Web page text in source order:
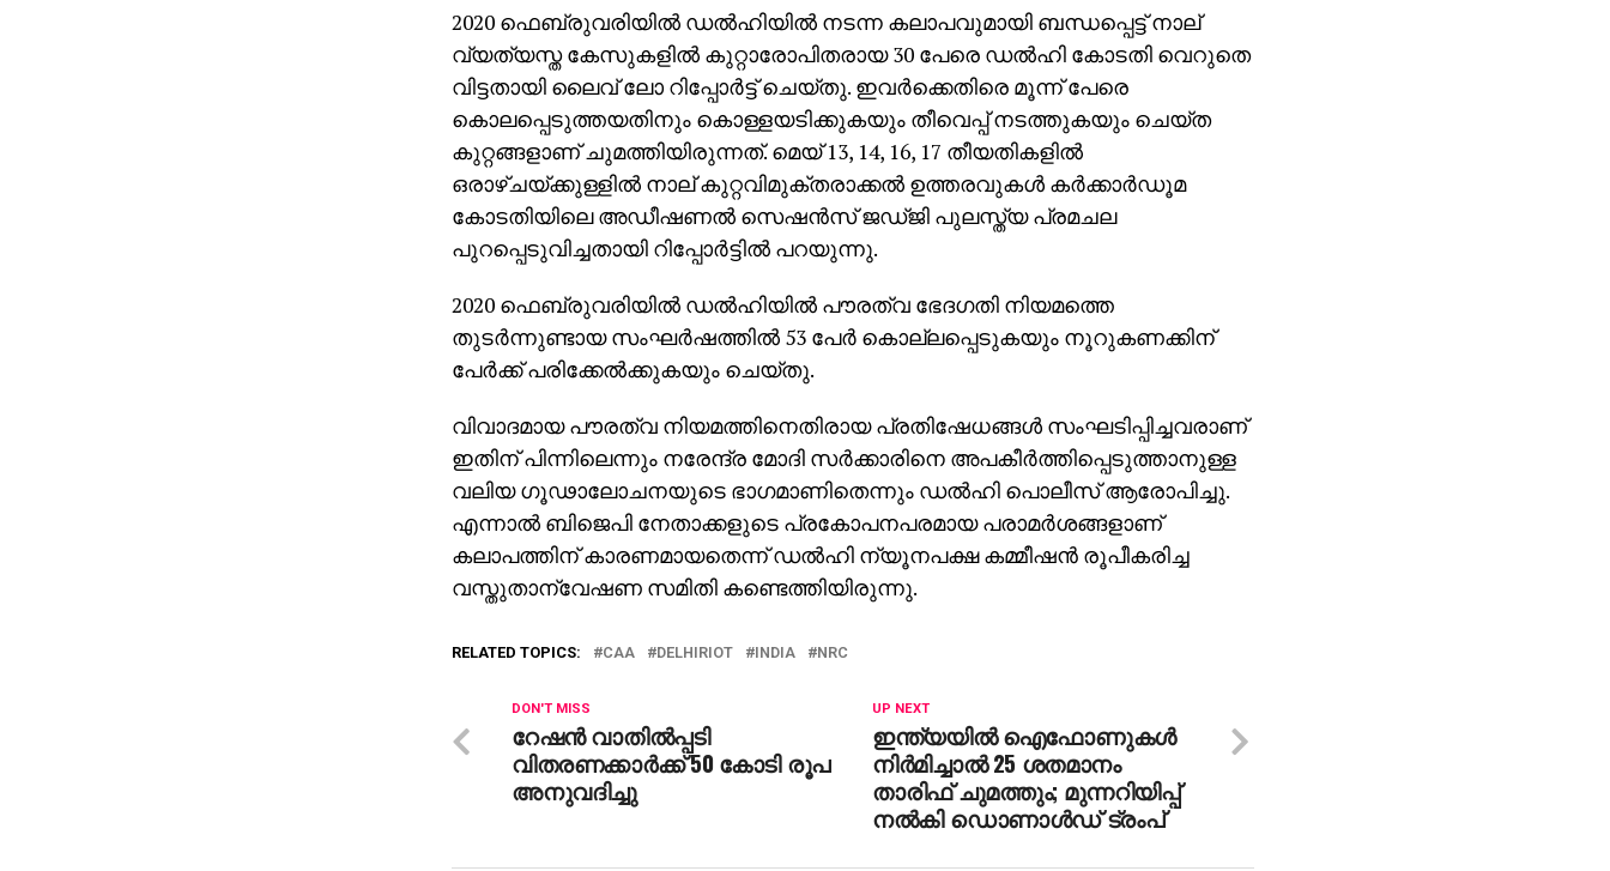
2020 ഫെബ്രുവരിയില്‍ ഡല്‍ഹിയില്‍ നടന്ന കലാപവുമായി ബന്ധപ്പെട്ട് നാല്
വ്യത്യസ്ത കേസുകളില്‍ കുറ്റാരോപിതരായ 30 പേരെ ഡല്‍ഹി കോടതി വെറുതെ
വിട്ടതായി ലൈവ് ലോ റിപ്പോര്‍ട്ട് ചെയ്തു. ഇവര്‍ക്കെതിരെ മൂന്ന് പേരെ
കൊലപ്പെടുത്തയതിനും കൊള്ളയടിക്കുകയും തീവെപ്പ് നടത്തുകയും ചെയ്ത
കുറ്റങ്ങളാണ് ചുമത്തിയിരുന്നത്. മെയ് 13, 14, 16, 17 തീയതികളില്‍
ഒരാഴ്ചയ്ക്കുള്ളില്‍ നാല് കുറ്റവിമുക്തരാക്കല്‍ ഉത്തരവുകള്‍ കര്‍ക്കാര്‍ഡൂമ
കോടതിയിലെ അഡീഷണല്‍ സെഷന്‍സ് ജഡ്ജി പുലസ്ത്യ പ്രമചല
പുറപ്പെടുവിച്ചതായി റിപ്പോര്‍ട്ടില്‍ പറയുന്നു.
2020 ഫെബ്രുവരിയില്‍ ഡല്‍ഹിയില്‍ പൗരത്വ ഭേദഗതി നിയമത്തെ
തുടര്‍ന്നുണ്ടായ സംഘര്‍ഷത്തില്‍ 53 പേര്‍ കൊല്ലപ്പെടുകയും നൂറുകണക്കിന്
പേര്‍ക്ക് പരിക്കേല്‍ക്കുകയും ചെയ്തു.
വിവാദമായ പൗരത്വ നിയമത്തിനെതിരായ പ്രതിഷേധങ്ങള്‍ സംഘടിപ്പിച്ചവരാണ്
ഇതിന് പിന്നിലെന്നും നരേന്ദ്ര മോദി സര്‍ക്കാരിനെ അപകീര്‍ത്തിപ്പെടുത്താനുള്ള
വലിയ ഗൂഢാലോചനയുടെ ഭാഗമാണിതെന്നും ഡല്‍ഹി പൊലീസ് ആരോപിച്ചു.
എന്നാല്‍ ബിജെപി നേതാക്കളുടെ പ്രകോപനപരമായ പരാമര്‍ശങ്ങളാണ്
കലാപത്തിന് കാരണമായതെന്ന് ഡല്‍ഹി ന്യൂനപക്ഷ കമ്മീഷന്‍ രൂപീകരിച്ച
വസ്തുതാന്വേഷണ സമിതി കണ്ടെത്തിയിരുന്നു.
RELATED TOPICS: CAA DELHIRIOT INDIA NRC
UP NEXT
ഇന്ത്യയില്‍ ഐഫോണുകള്‍
നിര്‍മിച്ചാല്‍ 25 ശതമാനം
താരിഫ് ചുമത്തും; മുന്നറിയിപ്പ്
നല്‍കി ഡൊണാള്‍ഡ് ട്രംപ്
DON'T MISS
റേഷന്‍ വാതില്‍പ്പടി
വിതരണക്കാര്‍ക്ക് 50 കോടി രൂപ
അനുവദിച്ചു